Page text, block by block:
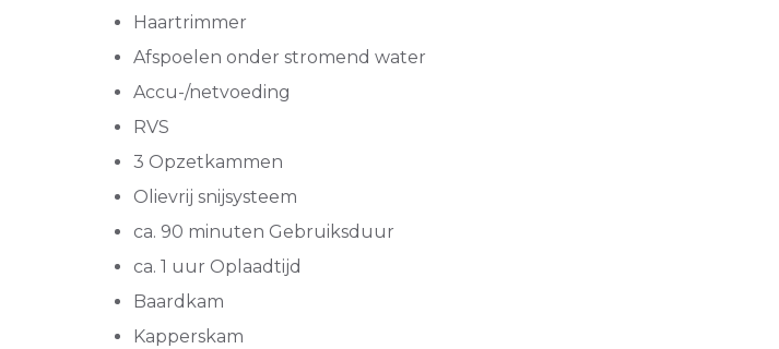
Haartrimmer
Afspoelen onder stromend water
Accu-/netvoeding
RVS
3 Opzetkammen
Olievrij snijsysteem
ca. 90 minuten Gebruiksduur
ca. 1 uur Oplaadtijd
Baardkam
Kapperskam